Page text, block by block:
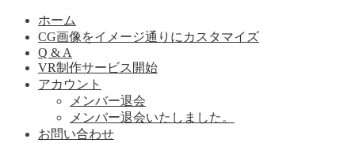
ホーム
CG画像をイメージ通りにカスタマイズ
Q & A
VR制作サービス開始
アカウント
メンバー退会
メンバー退会いたしました。
お問い合わせ